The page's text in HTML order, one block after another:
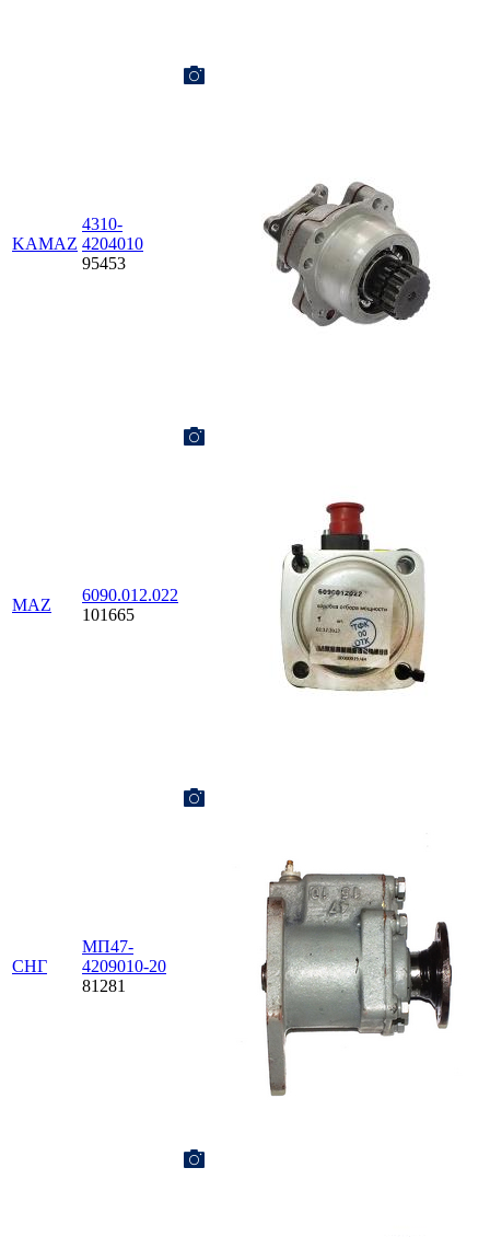
KAMAZ
4310-
4204010
95453
MAZ
6090.012.022
101665
СНГ
МП47-
4209010-20
81281